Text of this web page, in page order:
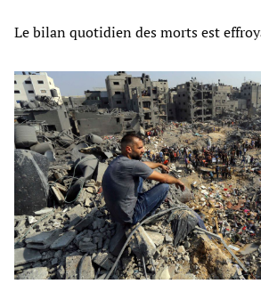
Le bilan quotidien des morts est